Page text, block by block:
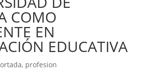
COMO
EN
EDUCATIVA
, profesion